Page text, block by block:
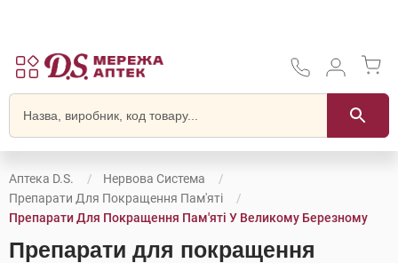
Аптека D.S.
Нервова Система
Препарати Для Покращення Пам'яті
Препарати Для Покращення Пам'яті У Великому Березному
Препарати для покращення